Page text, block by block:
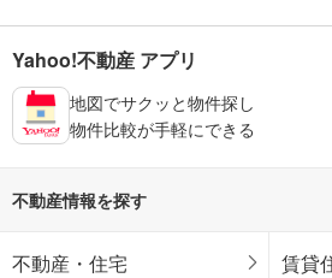
Yahoo!不動産 アプリ
地図でサクッと物件探し
物件比較が手軽にできる
不動産情報を探す
不動産・住宅 賃貸